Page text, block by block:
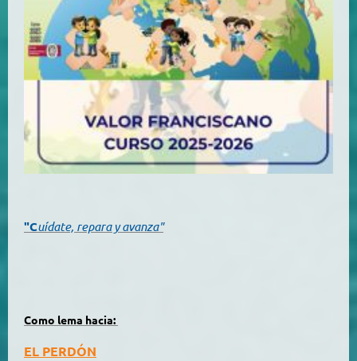
"Cuídate, repara y avanza"
Como lema hacia:
EL PERDÓN